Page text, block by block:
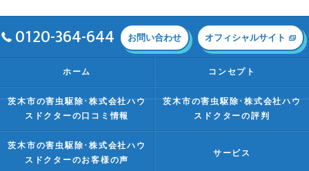
0120-364-644 お問い合わせ オフィシャルサイト
ホーム コンセプト
茨木市の害虫駆除･株式会社ハウ
スドクターの口コミ情報
茨木市の害虫駆除･株式会社ハウ
スドクターの評判
茨木市の害虫駆除･株式会社ハウ
スドクターのお客様の声
サービス